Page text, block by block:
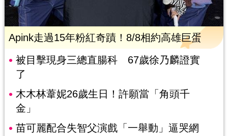
Apink走過15年粉紅奇蹟！8/8相約高雄巨蛋
被目擊現身三總直腸科 67歲徐乃麟證實
了
木木林葦妮26歲生日！許願當「角頭千
金」
苗可麗配合失智父演戲「一舉動」逼哭網